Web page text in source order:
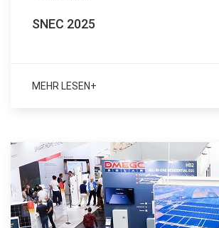
SNEC 2025
MEHR LESEN+